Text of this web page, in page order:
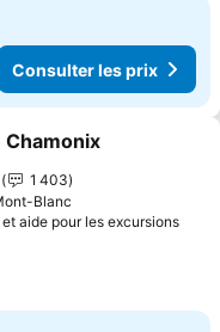
Consulter les prix
à mes favoris
Chamonix
1 403
Blanc
aide pour les excursions